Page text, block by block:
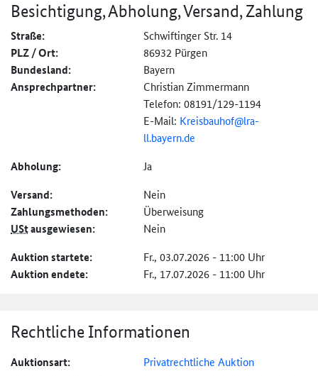
Besichtigung, Abholung, Versand, Zahlung
Straße: Schwiftinger Str. 14
PLZ / Ort: 86932 Pürgen
Bundesland: Bayern
Ansprechpartner:
Christian Zimmermann
Telefon: 08191/129-1194
E-Mail: Kreisbauhof@lra-
ll.bayern.de
Abholung: Ja
Versand: Nein
Zahlungs­methoden: Überweisung
UStausgewiesen: Nein
Auktion startete: Fr., 03.07.2026 - 11:00 Uhr
Auktion endete: Fr., 17.07.2026 - 11:00 Uhr
Rechtliche Informationen
Auktionsart: Privatrechtliche Auktion